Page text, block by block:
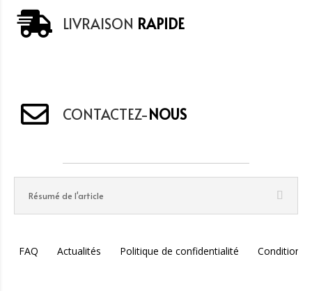
LIVRAISON RAPIDE
CONTACTEZ-NOUS
Résumé de l'article
FAQ Actualités Politique de confidentialité Conditions